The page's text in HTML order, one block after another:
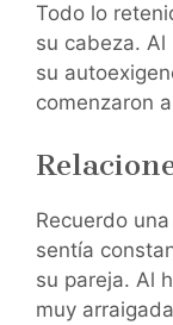
Todo lo
su cabeza.
su
comenzaron
Recuerdo
sentía
su pareja. Al
muy